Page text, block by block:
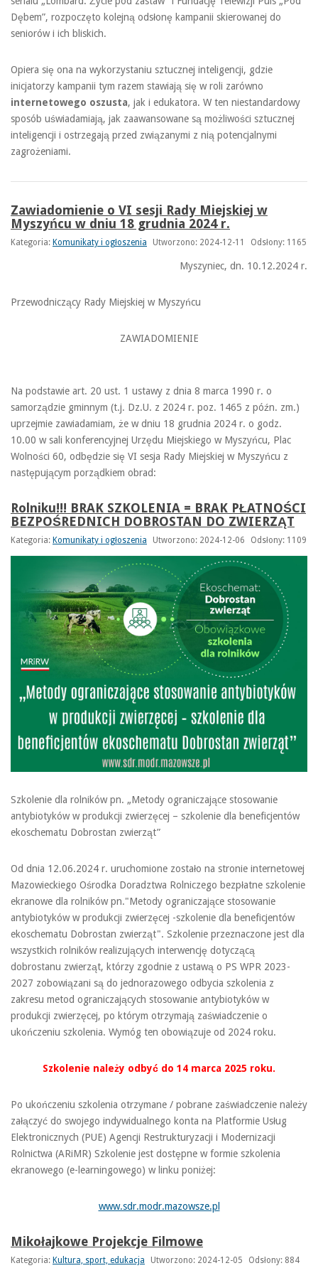
Dębem”, rozpoczęto kolejną odsłonę kampanii skierowanej do
seniorów i ich bliskich.
Opiera się ona na wykorzystaniu sztucznej inteligencji, gdzie
inicjatorzy kampanii tym razem stawiają się w roli zarówno
internetowego oszusta, jak i edukatora. W ten niestandardowy
sposób uświadamiają, jak zaawansowane są możliwości sztucznej
inteligencji i ostrzegają przed związanymi z nią potencjalnymi
zagrożeniami.
Zawiadomienie o VI sesji Rady Miejskiej w
Myszyńcu w dniu 18 grudnia 2024 r.
Kategoria: Komunikaty i ogłoszenia Utworzono: 2024-12-11 Odsłony: 1165
Myszyniec, dn. 10.12.2024 r.
Przewodniczący Rady Miejskiej w Myszyńcu
ZAWIADOMIENIE
Na podstawie art. 20 ust. 1 ustawy z dnia 8 marca 1990 r. o
samorządzie gminnym (t.j. Dz.U. z 2024 r. poz. 1465 z późn. zm.)
uprzejmie zawiadamiam, że w dniu 18 grudnia 2024 r. o godz.
10.00 w sali konferencyjnej Urzędu Miejskiego w Myszyńcu, Plac
Wolności 60, odbędzie się VI sesja Rady Miejskiej w Myszyńcu z
następującym porządkiem obrad:
Rolniku!!! BRAK SZKOLENIA = BRAK PŁATNOŚCI
BEZPOŚREDNICH DOBROSTAN DO ZWIERZĄT
Kategoria: Komunikaty i ogłoszenia Utworzono: 2024-12-06 Odsłony: 1109
Szkolenie dla rolników pn. „Metody ograniczające stosowanie
antybiotyków w produkcji zwierzęcej – szkolenie dla beneficjentów
ekoschematu Dobrostan zwierząt”
Od dnia 12.06.2024 r. uruchomione zostało na stronie internetowej
Mazowieckiego Ośrodka Doradztwa Rolniczego bezpłatne szkolenie
ekranowe dla rolników pn."Metody ograniczające stosowanie
antybiotyków w produkcji zwierzęcej -szkolenie dla beneficjentów
ekoschematu Dobrostan zwierząt". Szkolenie przeznaczone jest dla
wszystkich rolników realizujących interwencję dotyczącą
dobrostanu zwierząt, którzy zgodnie z ustawą o PS WPR 2023-
2027 zobowiązani są do jednorazowego odbycia szkolenia z
zakresu metod ograniczających stosowanie antybiotyków w
produkcji zwierzęcej, po którym otrzymają zaświadczenie o
ukończeniu szkolenia. Wymóg ten obowiązuje od 2024 roku.
Szkolenie należy odbyć do 14 marca 2025 roku.
Po ukończeniu szkolenia otrzymane / pobrane zaświadczenie należy
załączyć do swojego indywidualnego konta na Platformie Usług
Elektronicznych (PUE) Agencji Restrukturyzacji i Modernizacji
Rolnictwa (ARiMR) Szkolenie jest dostępne w formie szkolenia
ekranowego (e-learningowego) w linku poniżej:
www.sdr.modr.mazowsze.pl
Mikołajkowe Projekcje Filmowe
Kategoria: Kultura, sport, edukacja Utworzono: 2024-12-05 Odsłony: 884